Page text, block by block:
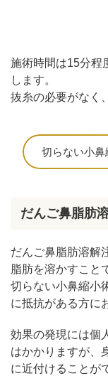
施術時間は15分程
します。
抜糸の必要がなく
切らない小
だんご鼻脂肪
だんご鼻脂肪溶解
脂肪を溶かすこと
切らない小鼻縮小
に抵抗がある方に
効果の発現には個
はかかりますが、
に近付けることが